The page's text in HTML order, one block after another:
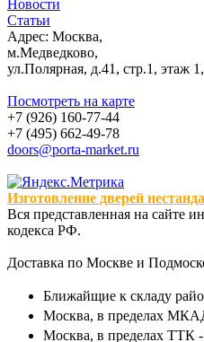
Новости
Статьи
Адрес: Москва,
м.Медведково,
ул.Полярная, д.41, стр.1, этаж
Посмотреть на карте
+7 (926) 160-77-44
+7 (495) 662-49-78
doors@porta-market.ru
Изготовление дверей
Вся представленная на сайте
кодекса РФ.
Доставка по Москве и
Ближайщие к складу
Москва, в пределах
Москва, в пределах ТТК -